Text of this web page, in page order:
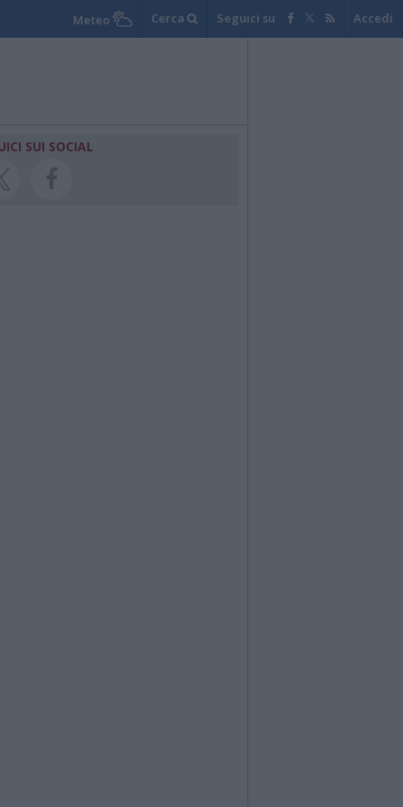
Meteo Cerca Seguici su Accedi
SUI SOCIAL